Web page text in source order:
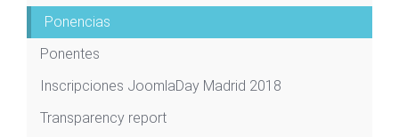
Ponencias
Ponentes
Inscripciones JoomlaDay Madrid 2018
Transparency report